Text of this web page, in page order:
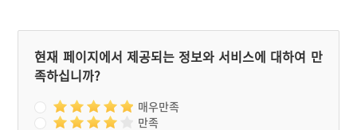
현재 페이지에서 제공되는 정보와 서비스에 대하여 만
족하십니까?
매우만족
만족